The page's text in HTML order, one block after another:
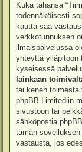
Kuka tahansa
todennäköisesti
kautta saa
verkkotunnuksen
ilmaispalvelussa
yhteyttä ylläpitoon
kyseisessä
lainkaan
tai kenen
phpBB Limitediin
sivustoon tai
sähköpostia
tämän
vastausta, jos